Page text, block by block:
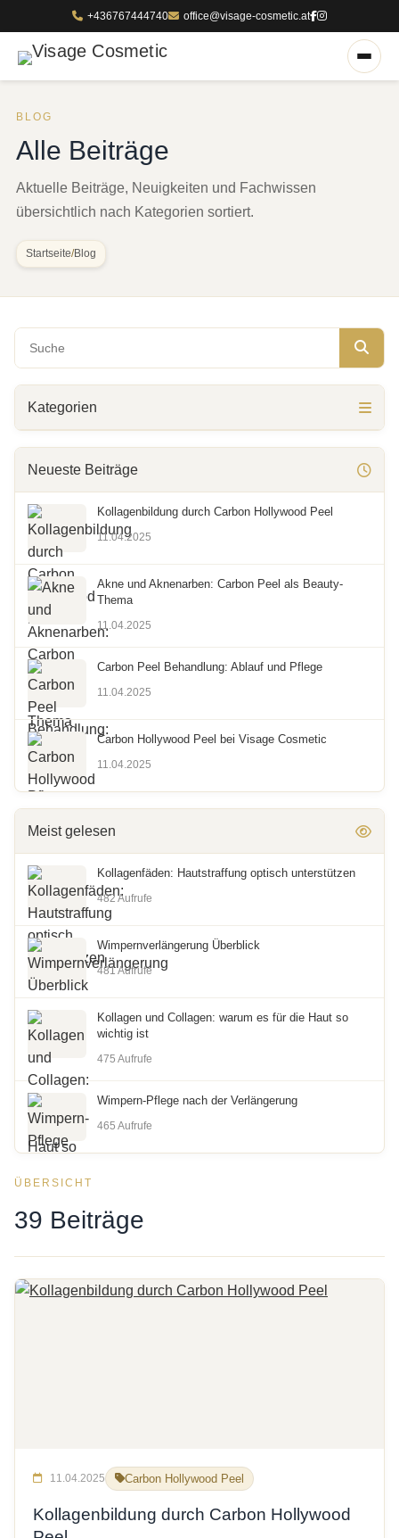
+436767444740 office@visage-cosmetic.at
BLOG
Alle Beiträge
Aktuelle Beiträge, Neuigkeiten und Fachwissen
übersichtlich nach Kategorien sortiert.
Startseite/Blog
Kategorien
Neueste Beiträge
Kollagenbildung durch Carbon Hollywood Peel
11.04.2025
Akne und Aknenarben: Carbon Peel als Beauty-
Thema
11.04.2025
Carbon Peel Behandlung: Ablauf und Pflege
11.04.2025
Carbon Hollywood Peel bei Visage Cosmetic
11.04.2025
Meist gelesen
Kollagenfäden: Hautstraffung optisch unterstützen
482 Aufrufe
Wimpernverlängerung Überblick
481 Aufrufe
Kollagen und Collagen: warum es für die Haut so
wichtig ist
475 Aufrufe
Wimpern-Pflege nach der Verlängerung
465 Aufrufe
ÜBERSICHT
39 Beiträge
11.04.2025 Carbon Hollywood Peel
Kollagenbildung durch Carbon Hollywood